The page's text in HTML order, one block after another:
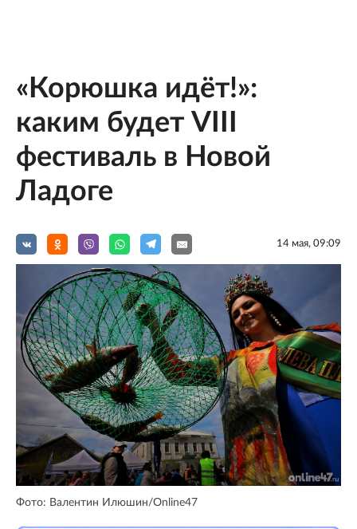
«Корюшка идёт!»:
каким будет VIII
фестиваль в Новой
Ладоге
14 мая, 09:09
Фото: Валентин Илюшин/Online47